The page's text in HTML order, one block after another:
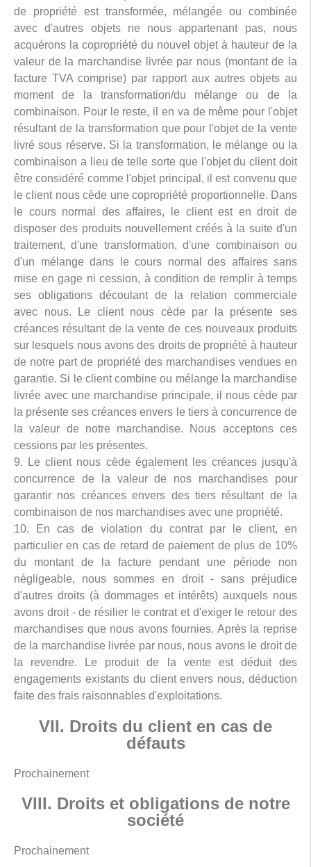
de propriété est transformée, mélangée ou combinée
avec d'autres objets ne nous appartenant pas, nous
acquérons la copropriété du nouvel objet à hauteur de la
valeur de la marchandise livrée par nous (montant de la
facture TVA comprise) par rapport aux autres objets au
moment de la transformation/du mélange ou de la
combinaison. Pour le reste, il en va de même pour l'objet
résultant de la transformation que pour l'objet de la vente
livré sous réserve. Si la transformation, le mélange ou la
combinaison a lieu de telle sorte que l'objet du client doit
être considéré comme l'objet principal, il est convenu que
le client nous cède une copropriété proportionnelle. Dans
le cours normal des affaires, le client est en droit de
disposer des produits nouvellement créés à la suite d'un
traitement, d'une transformation, d'une combinaison ou
d'un mélange dans le cours normal des affaires sans
mise en gage ni cession, à condition de remplir à temps
ses obligations découlant de la relation commerciale
avec nous. Le client nous cède par la présente ses
créances résultant de la vente de ces nouveaux produits
sur lesquels nous avons des droits de propriété à hauteur
de notre part de propriété des marchandises vendues en
garantie. Si le client combine ou mélange la marchandise
livrée avec une marchandise principale, il nous cède par
la présente ses créances envers le tiers à concurrence de
la valeur de notre marchandise. Nous acceptons ces
cessions par les présentes.
9. Le client nous cède également les créances jusqu'à
concurrence de la valeur de nos marchandises pour
garantir nos créances envers des tiers résultant de la
combinaison de nos marchandises avec une propriété.
10. En cas de violation du contrat par le client, en
particulier en cas de retard de paiement de plus de 10%
du montant de la facture pendant une période non
négligeable, nous sommes en droit - sans préjudice
d'autres droits (à dommages et intérêts) auxquels nous
avons droit - de résilier le contrat et d'exiger le retour des
marchandises que nous avons fournies. Après la reprise
de la marchandise livrée par nous, nous avons le droit de
la revendre. Le produit de la vente est déduit des
engagements existants du client envers nous, déduction
faite des frais raisonnables d'exploitations.
VII. Droits du client en cas de
défauts
Prochainement
VIII. Droits et obligations de notre
société
Prochainement